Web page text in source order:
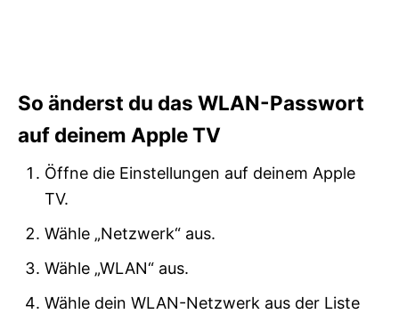
So änderst du das WLAN-Passwort
auf deinem Apple TV
Öffne die Einstellungen auf deinem Apple
TV.
Wähle „Netzwerk“ aus.
Wähle „WLAN“ aus.
Wähle dein WLAN-Netzwerk aus der Liste